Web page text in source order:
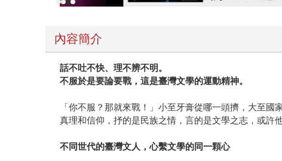
內容簡介
話不吐不快、理不辨不明。
不服於是要論要戰，這是臺灣文學的運動精神。
「你不服？那就來戰！」小至牙膏從哪一頭擠，大至
真理和信仰，抒的是民族之情，言的是文學之志，或許
不同世代的臺灣文人，心繫文學的同一顆心